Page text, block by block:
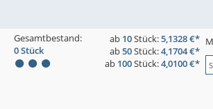
Gesamtbestand:
0 Stück
ab 10Stück:5,1328 €*
ab50Stück:4,1704 €*
ab 100Stück:4,0100 €*